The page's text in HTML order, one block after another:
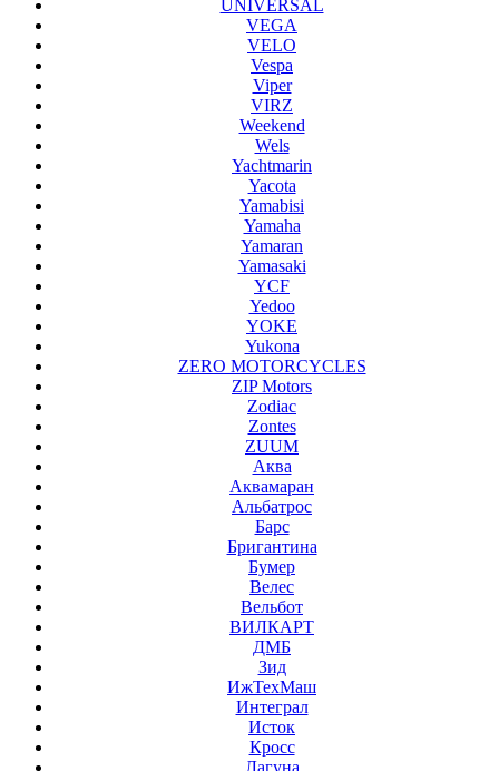
UNIVERSAL
VEGA
VELO
Vespa
Viper
VIRZ
Weekend
Wels
Yachtmarin
Yacota
Yamabisi
Yamaha
Yamaran
Yamasaki
YCF
Yedoo
YOKE
Yukona
ZERO MOTORCYCLES
ZIP Motors
Zodiac
Zontes
ZUUM
Аква
Аквамаран
Альбатрос
Барс
Бригантина
Бумер
Велес
Вельбот
ВИЛКАРТ
ДМБ
Зид
ИжТехМаш
Интеграл
Исток
Кросс